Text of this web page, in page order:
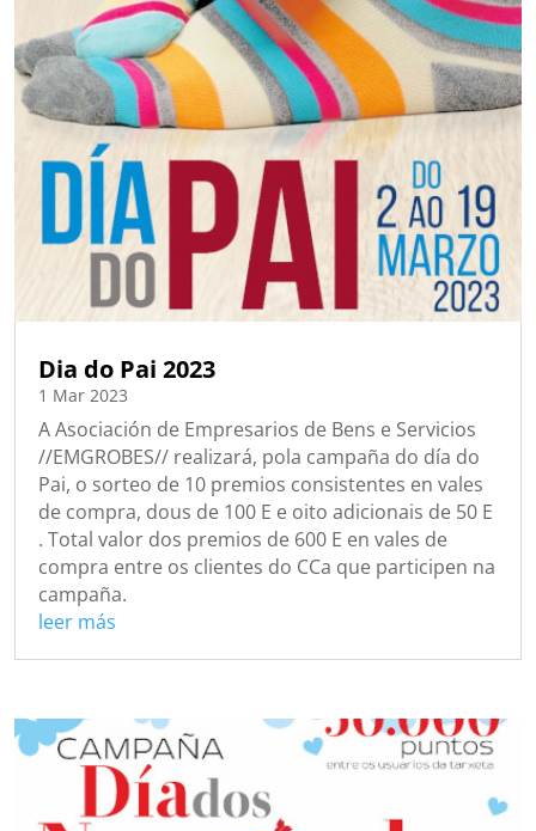
Dia do Pai 2023
1 Mar 2023
A Asociación de Empresarios de Bens e Servicios
//EMGROBES// realizará, pola campaña do día do
Pai, o sorteo de 10 premios consistentes en vales
de compra, dous de 100 E e oito adicionais de 50 E
. Total valor dos premios de 600 E en vales de
compra entre os clientes do CCa que participen na
campaña.
leer más